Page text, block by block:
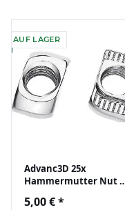
AUF LAGER
Advanc3D 25x
Hammermutter Nut 6
Aluprofil Nutenstein
5,00 €*